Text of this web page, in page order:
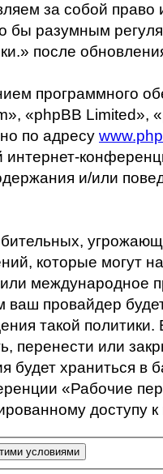
за собой
разумным
после
программного
«phpBB Limited»,
по адресу
и/или
которые могут
международное
провайдер
такой
перенести или
будет храниться в
«Рабочие
доступу к